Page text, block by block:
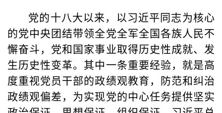
党的十八大以来，以习近平同志为核心
的党中央团结带领全党全军全国各族人民不
懈奋斗，党和国家事业取得历史性成就、发
生历史性变革。其中一条重要经验，就是高
度重视党员干部的政绩观教育，防范和纠治
政绩观偏差，为实现党的中心任务提供坚实